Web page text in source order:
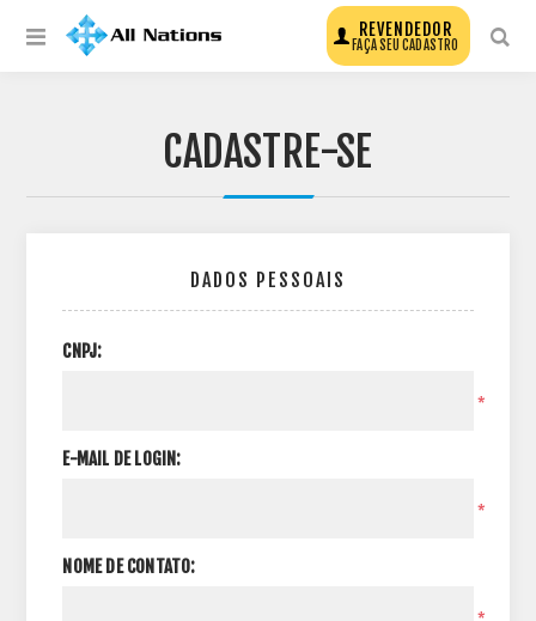
REVENDEDOR
FAÇA SEU CADASTRO
CADASTRE-SE
DADOS PESSOAIS
CNPJ:
*
E-MAIL DE LOGIN:
*
NOME DE CONTATO: